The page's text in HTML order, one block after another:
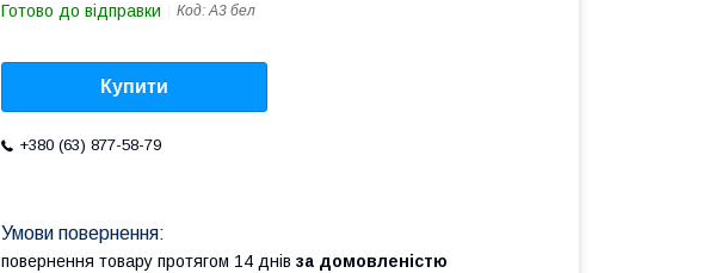
Готово до відправки Код:A3 бел
Купити
+380 (63) 877-58-79
повернення товару протягом 14 днів за домовленістю